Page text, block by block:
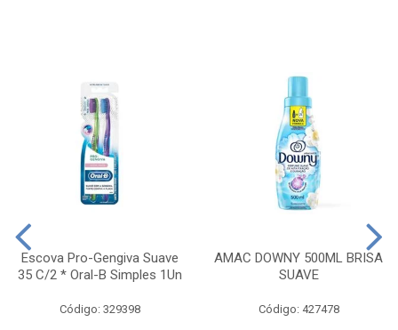
Escova Pro-Gengiva Suave
35 C/2 * Oral-B Simples 1Un
Código: 329398
AMAC DOWNY 500ML BRISA
SUAVE
Código: 427478